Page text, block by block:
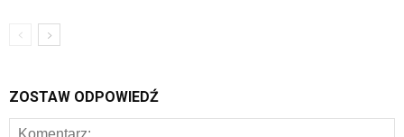
ZOSTAW ODPOWIEDŹ